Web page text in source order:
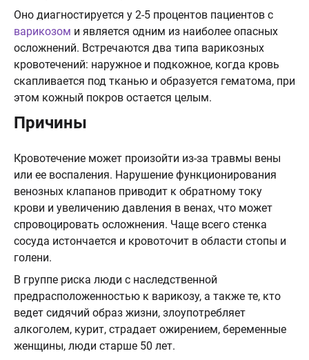
Оно диагностируется у 2-5 процентов пациентов с
варикозом и является одним из наиболее опасных
осложнений. Встречаются два типа варикозных
кровотечений: наружное и подкожное, когда кровь
скапливается под тканью и образуется гематома, при
этом кожный покров остается целым.
Причины
Кровотечение может произойти из-за травмы вены
или ее воспаления. Нарушение функционирования
венозных клапанов приводит к обратному току
крови и увеличению давления в венах, что может
спровоцировать осложнения. Чаще всего стенка
сосуда истончается и кровоточит в области стопы и
голени.
В группе риска люди с наследственной
предрасположенностью к варикозу, а также те, кто
ведет сидячий образ жизни, злоупотребляет
алкоголем, курит, страдает ожирением, беременные
женщины, люди старше 50 лет.